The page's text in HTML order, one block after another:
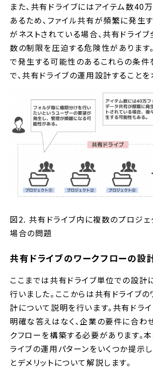
また、共有ドライブにはアイテム数40
あるため、ファイル共有が頻繁に発生
がネストされている場合、共有ドライ
数の制限を圧迫する危険性があります
で発生する可能性のあるこれらの条件
で、共有ドライブの運用設計することを
図2. 共有ドライブ内に複数のプロジェ
場合の問題
共有ドライブのワークフローの設
ここまでは共有ドライブ単位での設計
行いました。ここからは共有ドライブ
計について説明を行います。共有ドラ
明確な答えはなく、企業の要件に合わ
クフローを構築する必要があります。
ライブの運用パターンをいくつか提示し
とデメリットについて解説します。